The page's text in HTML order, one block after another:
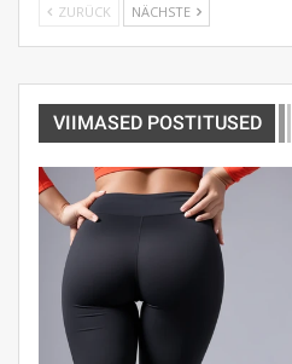
ZURÜCK NÄCHSTE
VIIMASED POSTITUSED